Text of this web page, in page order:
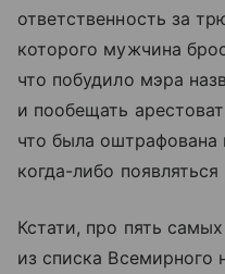
ответственность за
которого мужчина
что побудило мэра
и пообещать
что была
когда-либо
Кстати, про пять
из списка